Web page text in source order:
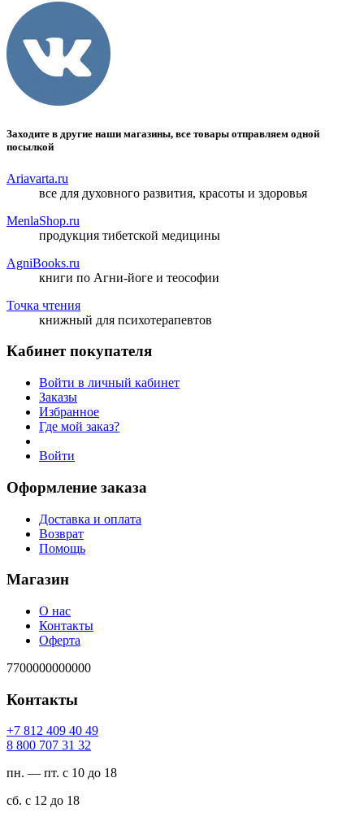
Заходите в другие наши магазины, все товары отправляем одной
посылкой
Ariavarta.ru
все для духовного развития, красоты и здоровья
MenlaShop.ru
продукция тибетской медицины
AgniBooks.ru
книги по Агни-йоге и теософии
Точка чтения
книжный для психотерапевтов
Кабинет покупателя
Войти в личный кабинет
Заказы
Избранное
Где мой заказ?
Войти
Оформление заказа
Доставка и оплата
Возврат
Помощь
Магазин
О нас
Контакты
Оферта
7700000000000
Контакты
94 04 904 218 7+
23 13 707 008 8
пн. — пт. с 10 до 18
сб. с 12 до 18